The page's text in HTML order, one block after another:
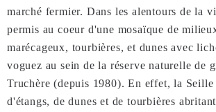
marché fermier. Dans les alentours de la
permis au coeur d'une mosaïque de
marécageux, tourbières, et dunes avec
voguez au sein de la réserve naturelle de
Truchère (depuis 1980). En effet, la Seille
d'étangs, de dunes et de tourbières